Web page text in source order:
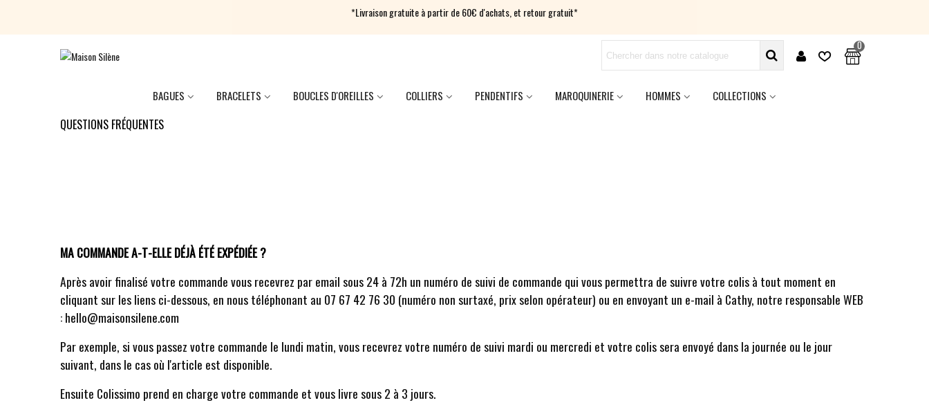
*Livraison gratuite à partir de 60€ d'achats, et retour gratuit*
0
BAGUES BRACELETS BOUCLES D'OREILLES COLLIERS PENDENTIFS MAROQUINERIE HOMMES COLLECTIONS
QUESTIONS FRÉQUENTES
MA COMMANDE A-T-ELLE DÉJÀ ÉTÉ EXPÉDIÉE ?
Après avoir finalisé votre commande vous recevrez par email sous 24 à 72h un numéro de suivi de commande qui vous permettra de suivre votre colis à tout moment en
cliquant sur les liens ci-dessous, en nous téléphonant au 07 67 42 76 30 (numéro non surtaxé, prix selon opérateur) ou en envoyant un e-mail à Cathy, notre responsable WEB
:hello@maisonsilene.com
Par exemple, si vous passez votre commande le lundi matin, vous recevrez votre numéro de suivi mardi ou mercredi et votre colis sera envoyé dans la journée ou le jour
suivant, dans le cas où l'article est disponible.
Ensuite Colissimo prend en charge votre commande et vous livre sous 2 à 3 jours.